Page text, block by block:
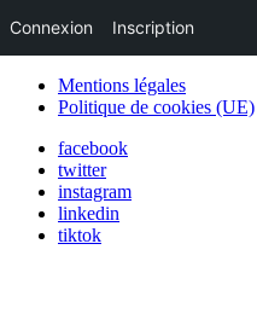
Mentions légales
Politique de cookies (UE)
facebook
twitter
instagram
linkedin
tiktok
Connexion Inscription